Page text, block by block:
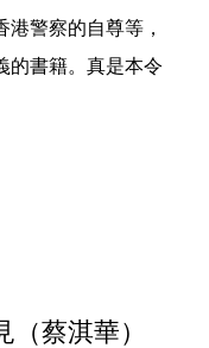
警察的自尊等，
的書籍。真是本令
蔡淇華）